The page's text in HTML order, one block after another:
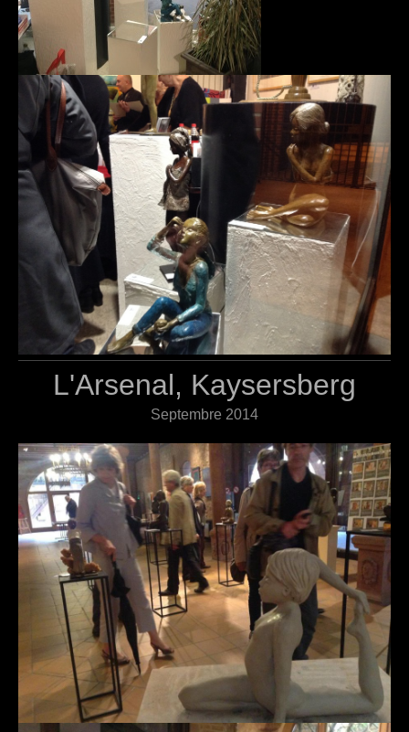
L'Arsenal, Kaysersberg
Septembre 2014